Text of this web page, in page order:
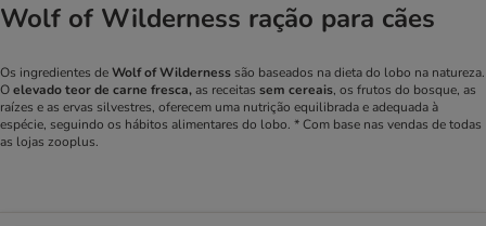
Wolf of Wilderness ração para cães
Os ingredientes deWolf of Wilderness são baseados na dieta do lobo na natureza.
Oelevado teor de carne fresca,as receitas sem cereais, os frutos do bosque, as
raízes e as ervas silvestres, oferecem uma nutrição equilibrada e adequada à
espécie, seguindo os hábitos alimentares do lobo. * Com base nas vendas de todas
as lojas zooplus.